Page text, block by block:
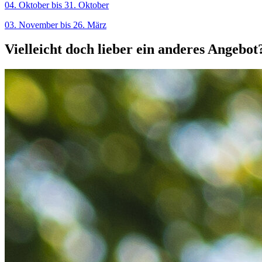
04. Oktober bis 31. Oktober
03. November bis 26. März
Vielleicht doch lieber ein anderes